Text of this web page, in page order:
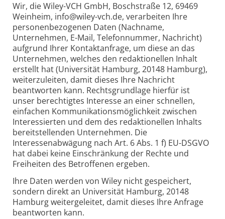
Wir, die Wiley-VCH GmbH, Boschstraße 12, 69469
Weinheim, info@wiley-vch.de, verarbeiten Ihre
personenbezogenen Daten (Nachname,
Unternehmen, E-Mail, Telefonnummer, Nachricht)
aufgrund Ihrer Kontaktanfrage, um diese an das
Unternehmen, welches den redaktionellen Inhalt
erstellt hat (Universität Hamburg, 20148 Hamburg),
weiterzuleiten, damit dieses Ihre Nachricht
beantworten kann. Rechtsgrundlage hierfür ist
unser berechtigtes Interesse an einer schnellen,
einfachen Kommunikationsmöglichkeit zwischen
Interessierten und dem des redaktionellen Inhalts
bereitstellenden Unternehmen. Die
Interessenabwägung nach Art. 6 Abs. 1 f) EU-DSGVO
hat dabei keine Einschränkung der Rechte und
Freiheiten des Betroffenen ergeben.
Ihre Daten werden von Wiley nicht gespeichert,
sondern direkt an Universität Hamburg, 20148
Hamburg weitergeleitet, damit dieses Ihre Anfrage
beantworten kann.